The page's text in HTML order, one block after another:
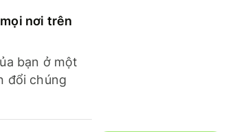
nơi trên
bạn ở một
đổi chúng